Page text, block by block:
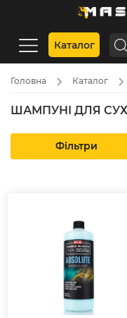
Каталог
Головна Каталог
ШАМПУНІ ДЛЯ
Фільтри